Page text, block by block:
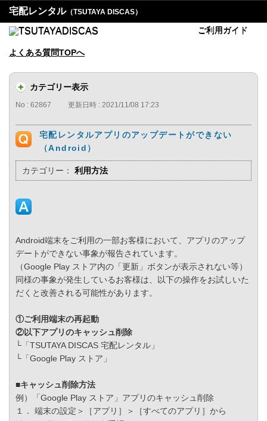
宅配レンタル（TSUTAYA DISCAS）
ご利用ガイド
よくある質問TOPへ
カテゴリー表示
No : 62867 更新日時 : 2021/11/08 17:23
宅配レンタルアプリのアップデートができない
（Android）
カテゴリー： 利用方法
Android端末をご利用の一部お客様において、アプリのアップ
デートができない事象が報告されています。
（Google Play ストア内の「更新」ボタンが表示されない等）
同様の事象が発生しているお客様は、以下の操作をお試しいた
だくと改善される可能性があります。
①ご利用端末の再起動
②以下アプリのキャッシュ削除
└「TSUTAYA DISCAS 宅配レンタル」
└「Google Play ストア」
■キャッシュ削除方法
例）「Google Play ストア」アプリのキャッシュ削除
１． 端末の設定＞［アプリ］＞［すべてのアプリ］から